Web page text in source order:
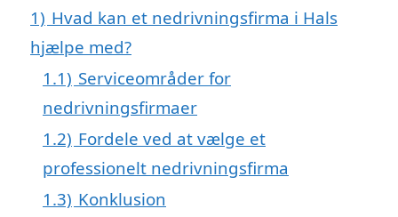
1) Hvad kan et nedrivningsfirma i Hals
hjælpe med?
1.1) Serviceområder for
nedrivningsfirmaer
1.2) Fordele ved at vælge et
professionelt nedrivningsfirma
1.3) Konklusion